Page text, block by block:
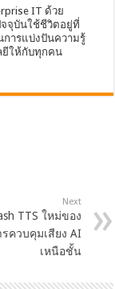
IT ด้วย
จจุบันใช้ชีวิตอยู่ที่
การแบ่งปันความรู้
ยีให้กับทุกคน
Next
TTS ใหม่ของ
ควบคุมเสียง AI
เหนือชั้น